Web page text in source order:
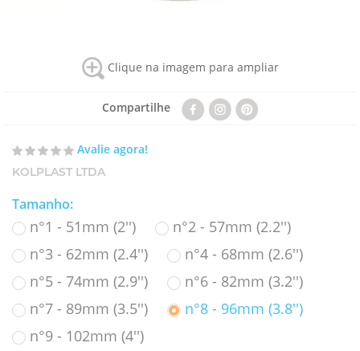
Clique na imagem para ampliar
Compartilhe
Avalie agora!
KOLPLAST LTDA
Tamanho:
n°1 - 51mm (2'')
n°2 - 57mm (2.2'')
n°3 - 62mm (2.4'')
n°4 - 68mm (2.6'')
n°5 - 74mm (2.9'')
n°6 - 82mm (3.2'')
n°7 - 89mm (3.5'')
n°8 - 96mm (3.8'')
n°9 - 102mm (4'')